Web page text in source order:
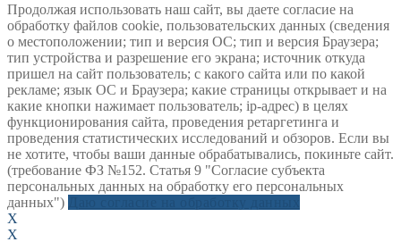
Продолжая использовать наш сайт, вы даете согласие на
обработку файлов cookie, пользовательских данных (сведения
о местоположении; тип и версия ОС; тип и версия Браузера;
тип устройства и разрешение его экрана; источник откуда
пришел на сайт пользователь; с какого сайта или по какой
рекламе; язык ОС и Браузера; какие страницы открывает и на
какие кнопки нажимает пользователь; ip-адрес) в целях
функционирования сайта, проведения ретаргетинга и
проведения статистических исследований и обзоров. Если вы
не хотите, чтобы ваши данные обрабатывались, покиньте сайт.
(требование ФЗ №152. Статья 9 "Согласие субъекта
персональных данных на обработку его персональных
данных")
X
X